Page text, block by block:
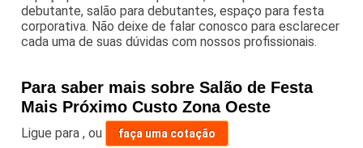
debutante, salão para debutantes, espaço para festa
corporativa. Não deixe de falar conosco para esclarecer
cada uma de suas dúvidas com nossos profissionais.
Para saber mais sobre Salão de Festa
Mais Próximo Custo Zona Oeste
Ligue para,ou faça uma cotação